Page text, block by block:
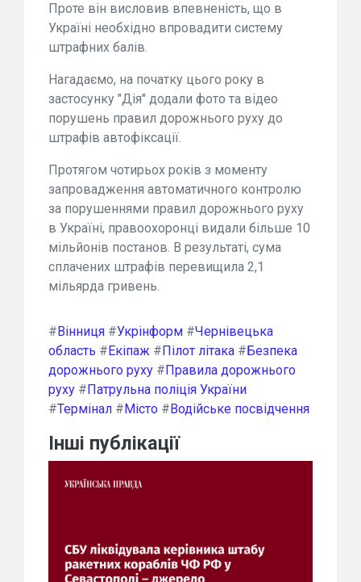
Проте він висловив впевненість, що в
Україні необхідно впровадити систему
штрафних балів.
Нагадаємо, на початку цього року в
застосунку "Дія" додали фото та відео
порушень правил дорожнього руху до
штрафів автофіксації.
Протягом чотирьох років з моменту
запровадження автоматичного контролю
за порушеннями правил дорожнього руху
в Україні, правоохоронці видали більше 10
мільйонів постанов. В результаті, сума
сплачених штрафів перевищила 2,1
мільярда гривень.
#Вінниця #Укрінформ #Чернівецька
область #Екіпаж #Пілот літака #Безпека
дорожнього руху #Правила дорожнього
руху #Патрульна поліція України
#Термінал #Місто #Водійське посвідчення
Інші публікації